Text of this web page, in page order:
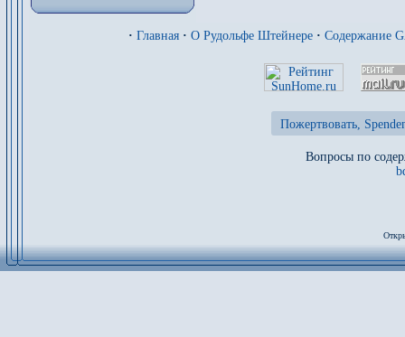
· Главная · О Рудольфе Штейнере · Содержание
Пожертвовать,
Вопросы по